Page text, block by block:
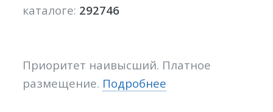
каталоге: 292746
Приоритет наивысший. Платное
размещение. Подробнее